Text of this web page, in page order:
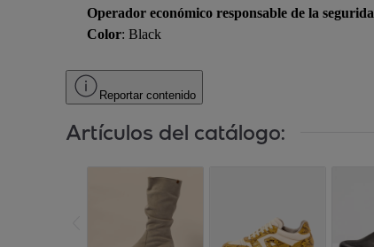
Operador económico responsable de la
Color: Black
Reportar contenido
Artículos del catálogo: